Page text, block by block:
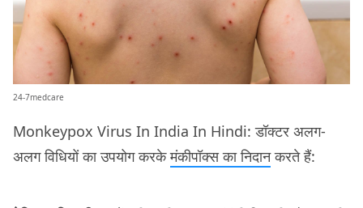
24-7medcare
Monkeypox Virus In India In Hindi: डॉक्टर अलग-
अलग विधियों का उपयोग करकेमंकीपॉक्स का निदानकरते हैं: